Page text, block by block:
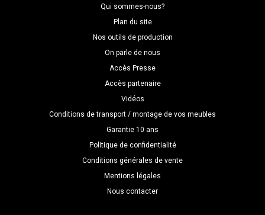
Qui sommes-nous?
Plan du site
Nos outils de production
On parle de nous
Accès Presse
Accès partenaire
Vidéos
Conditions de transport / montage de vos meubles
Garantie 10 ans
Politique de confidentialité
Conditions générales de vente
Mentions légales
Nous contacter